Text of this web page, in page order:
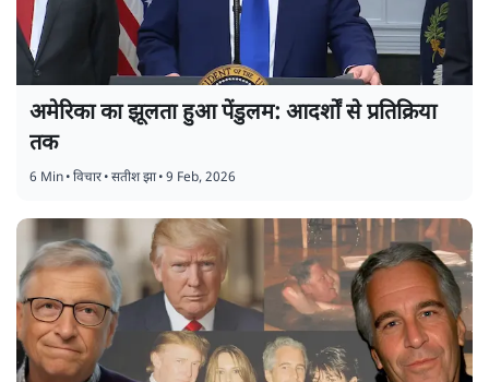
अमेरिका का झूलता हुआ पेंडुलम: आदर्शों से प्रतिक्रिया
तक
6 Min•विचार•सतीश झा•9 Feb, 2026